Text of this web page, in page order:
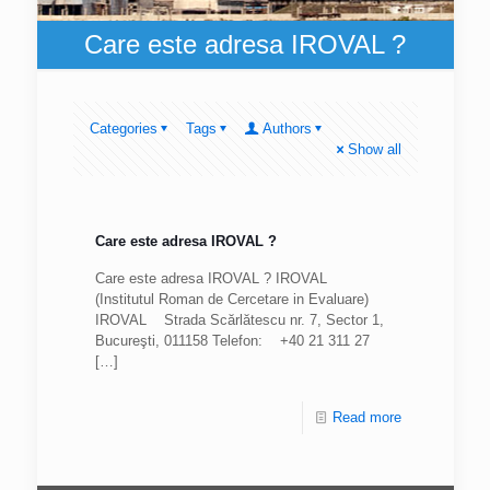
Care este adresa IROVAL ?
Categories Tags
Authors
Show all
Care este adresa IROVAL ?
Care este adresa IROVAL ? IROVAL
(Institutul Roman de Cercetare in Evaluare)
IROVAL Strada Scărlătescu nr. 7, Sector 1,
Bucureşti, 011158 Telefon: +40 21 311 27
[…]
Read more